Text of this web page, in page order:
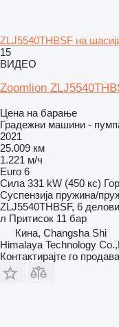
ZLJ5540THBSF на
15
ВИДЕО
Zoomlion
Цена на барање
Градежни машини -
2021
25.009 км
1.221 м/ч
Euro 6
Сила 331 kW (450 кс)
Суспензија пружина/
ZLJ5540THBSF, 6
л Притисок 11 бар
Кина, Changsha Shi
Himalaya Technology
Контактирајте го